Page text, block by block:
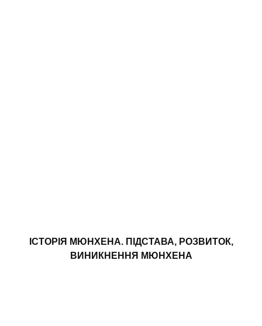
ІСТОРІЯ МЮНХЕНА. ПІДСТАВА, РОЗВИТОК,
ВИНИКНЕННЯ МЮНХЕНА